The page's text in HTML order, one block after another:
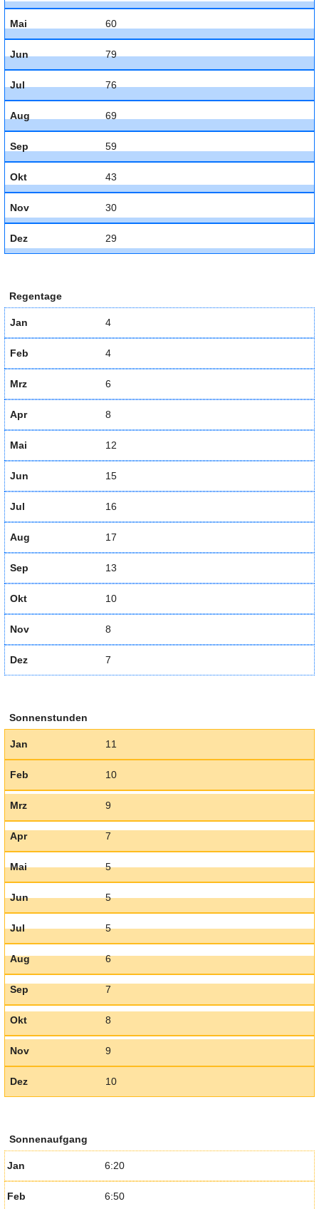
Mai 60
Jun 79
Jul 76
Aug 69
Sep 59
Okt 43
Nov 30
Dez 29
Regentage
Jan 4
Feb 4
Mrz 6
Apr 8
Mai 12
Jun 15
Jul 16
Aug 17
Sep 13
Okt 10
Nov 8
Dez 7
Sonnenstunden
Jan 11
Feb 10
Mrz 9
Apr 7
Mai 5
Jun 5
Jul 5
Aug 6
Sep 7
Okt 8
Nov 9
Dez 10
Sonnenaufgang
Jan 6:20
Feb 6:50